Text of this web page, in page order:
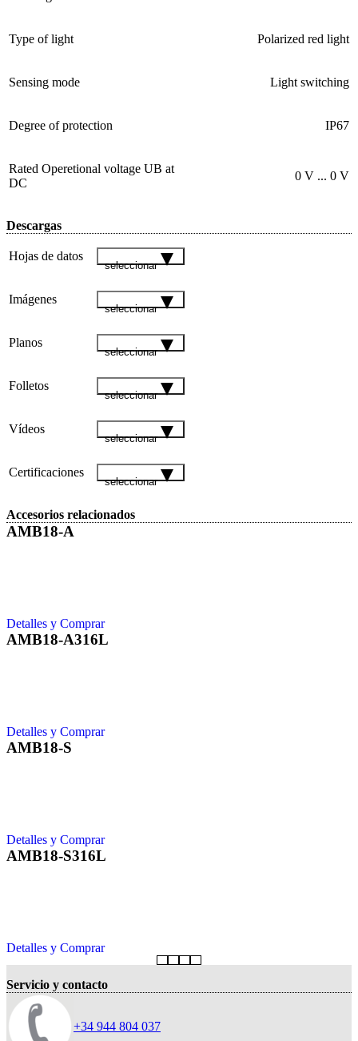
Type of light Polarized red light
Sensing mode Light switching
Degree of protection IP67
Rated Operetional voltage UB at
DC
0 V ... 0 V
Descargas
Hojas de datos
seleccionar
Imágenes
seleccionar
Planos
seleccionar
Folletos
seleccionar
Vídeos
seleccionar
Certificaciones
seleccionar
Accesorios relacionados
AMB18-A
Detalles y Comprar
AMB18-A316L
Detalles y Comprar
AMB18-S
Detalles y Comprar
AMB18-S316L
Detalles y Comprar
Servicio y contacto
+34 944 804 037